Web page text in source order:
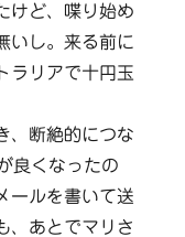
けど、喋り始め
いし。来る前に
ラリアで十円玉
、断絶的につな
良くなったの
ールを書いて送
、あとでマリさ